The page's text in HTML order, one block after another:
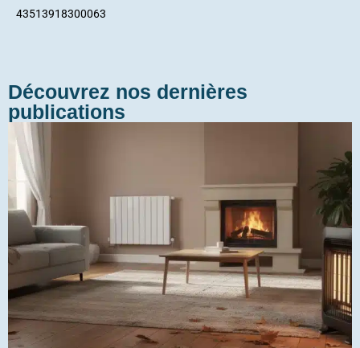
43513918300063
Découvrez nos dernières
publications